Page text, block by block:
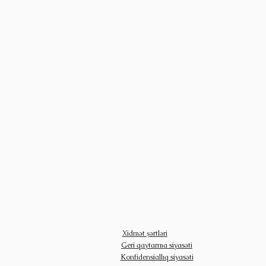
Xidmət şərtləri
Geri qaytarma siyasəti
Konfidensiallıq siyasəti